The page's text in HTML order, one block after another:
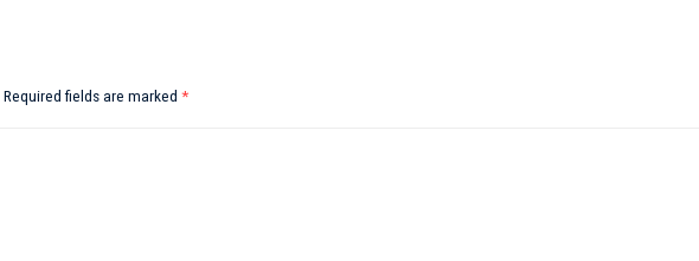
Required fields are marked *